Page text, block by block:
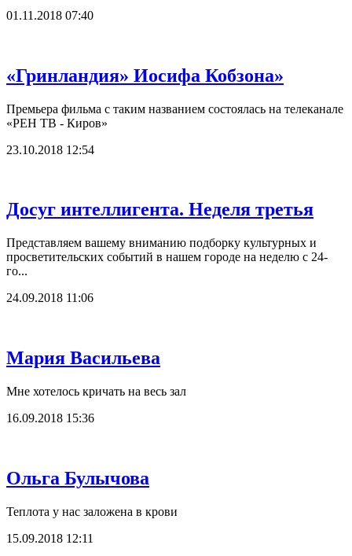
01.11.2018 07:40
«Гринландия» Иосифа Кобзона»
Премьера фильма с таким названием состоялась на телеканале
«РЕН ТВ - Киров»
23.10.2018 12:54
Досуг интеллигента. Неделя третья
Представляем вашему вниманию подборку культурных и
просветительских событий в нашем городе на неделю с 24-
го...
24.09.2018 11:06
Мария Васильева
Мне хотелось кричать на весь зал
16.09.2018 15:36
Ольга Булычова
Теплота у нас заложена в крови
15.09.2018 12:11